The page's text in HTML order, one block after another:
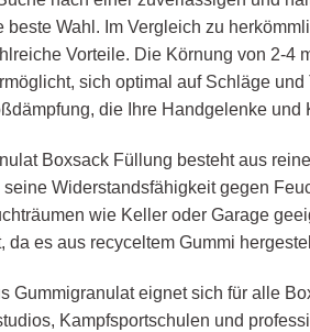
beste Wahl. Im Vergleich zu
Vorteile. Die Körnung von 2-4
sich optimal auf Schläge
die Ihre Handgelenke und
Boxsack Füllung besteht aus
Widerstandsfähigkeit gegen
wie Keller oder Garage
da es aus recyceltem Gummi
Gummigranulat eignet sich für alle
Kampfsportschulen und